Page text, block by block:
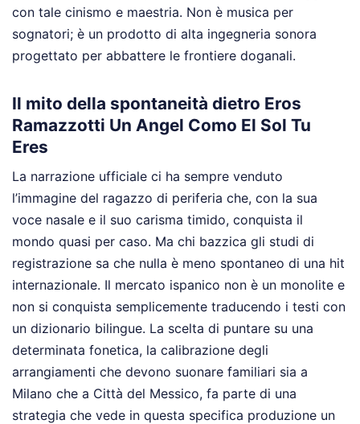
con tale cinismo e maestria. Non è musica per
sognatori; è un prodotto di alta ingegneria sonora
progettato per abbattere le frontiere doganali.
Il mito della spontaneità dietro Eros
Ramazzotti Un Angel Como El Sol Tu
Eres
La narrazione ufficiale ci ha sempre venduto
l’immagine del ragazzo di periferia che, con la sua
voce nasale e il suo carisma timido, conquista il
mondo quasi per caso. Ma chi bazzica gli studi di
registrazione sa che nulla è meno spontaneo di una hit
internazionale. Il mercato ispanico non è un monolite e
non si conquista semplicemente traducendo i testi con
un dizionario bilingue. La scelta di puntare su una
determinata fonetica, la calibrazione degli
arrangiamenti che devono suonare familiari sia a
Milano che a Città del Messico, fa parte di una
strategia che vede in questa specifica produzione un